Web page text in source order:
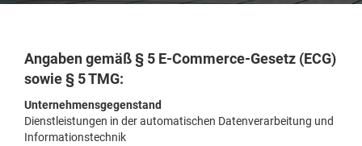
Angaben gemäß § 5 E-Commerce-Gesetz (ECG)
sowie § 5 TMG:
Unternehmensgegenstand
Dienstleistungen in der automatischen Datenverarbeitung und
Informationstechnik